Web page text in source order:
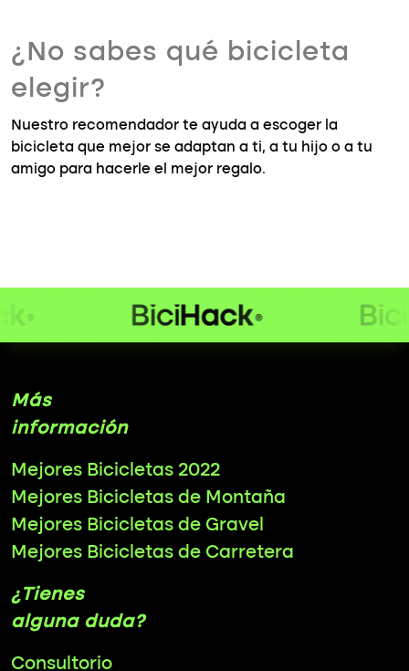
¿No sabes qué bicicleta
elegir?
Nuestro recomendador te ayuda a escoger la
bicicleta que mejor se adaptan a ti, a tu hijo o a tu
amigo para hacerle el mejor regalo.
Más
información
Mejores Bicicletas 2022
Mejores Bicicletas de Montaña
Mejores Bicicletas de Gravel
Mejores Bicicletas de Carretera
¿Tienes
alguna duda?
Consultorio